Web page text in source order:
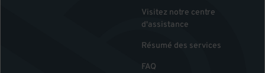
Visitez notre centre
d'assistance
Résumé des services
FAQ